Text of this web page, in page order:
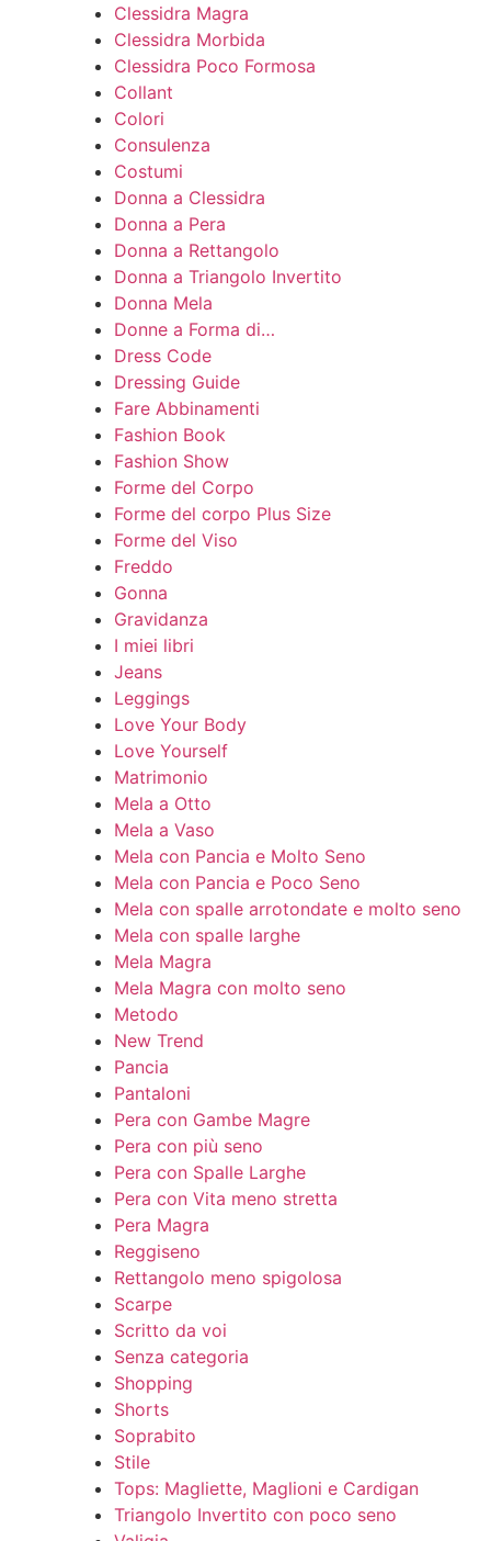
Clessidra Magra
Clessidra Morbida
Clessidra Poco Formosa
Collant
Colori
Consulenza
Costumi
Donna a Clessidra
Donna a Pera
Donna a Rettangolo
Donna a Triangolo Invertito
Donna Mela
Donne a Forma di…
Dress Code
Dressing Guide
Fare Abbinamenti
Fashion Book
Fashion Show
Forme del Corpo
Forme del corpo Plus Size
Forme del Viso
Freddo
Gonna
Gravidanza
I miei libri
Jeans
Leggings
Love Your Body
Love Yourself
Matrimonio
Mela a Otto
Mela a Vaso
Mela con Pancia e Molto Seno
Mela con Pancia e Poco Seno
Mela con spalle arrotondate e molto seno
Mela con spalle larghe
Mela Magra
Mela Magra con molto seno
Metodo
New Trend
Pancia
Pantaloni
Pera con Gambe Magre
Pera con più seno
Pera con Spalle Larghe
Pera con Vita meno stretta
Pera Magra
Reggiseno
Rettangolo meno spigolosa
Scarpe
Scritto da voi
Senza categoria
Shopping
Shorts
Soprabito
Stile
Tops: Magliette, Maglioni e Cardigan
Triangolo Invertito con poco seno